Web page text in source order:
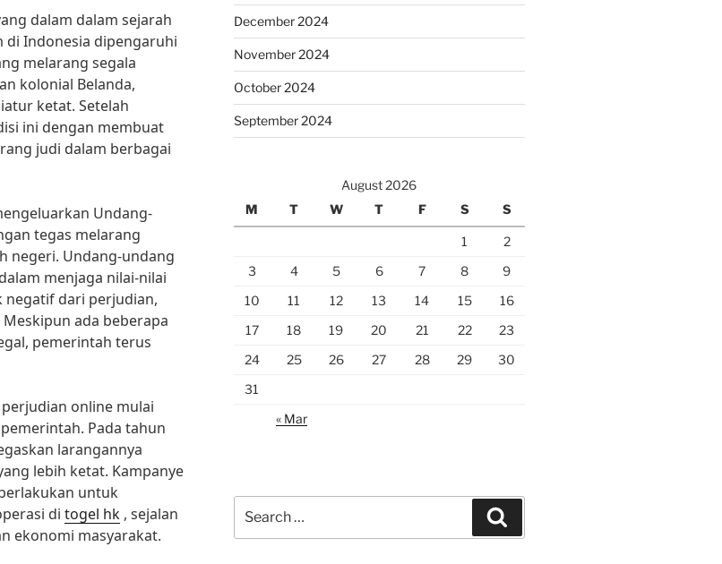
dalam dalam sejarah
di Indonesia dipengaruhi
melarang segala
kolonial Belanda,
ketat. Setelah
ini dengan membuat
judi dalam berbagai
Undang-
tegas melarang
negeri. Undang-undang
menjaga nilai-nilai
negatif dari perjudian,
ada beberapa
pemerintah terus
online mulai
Pada tahun
larangannya
lebih ketat. Kampanye
untuk
di togel hk , sejalan
ekonomi masyarakat.
December 2024
November 2024
October 2024
September 2024
August 2026
M
T W T F S S
1
2
3
4 5 6 7 8
9
10
11 12 13 14 15
16
17
18 19 20 21 22
23
24
25 26 27 28 29
30
31
« Mar
for: